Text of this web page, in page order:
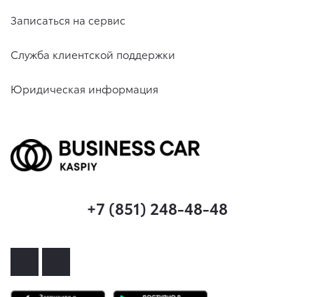
Записаться на сервис
Служба клиентской поддержки
Юридическая информация
+7 (851) 248-48-48